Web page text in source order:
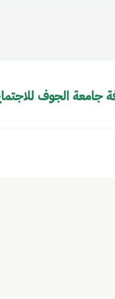
جامعة الجوف